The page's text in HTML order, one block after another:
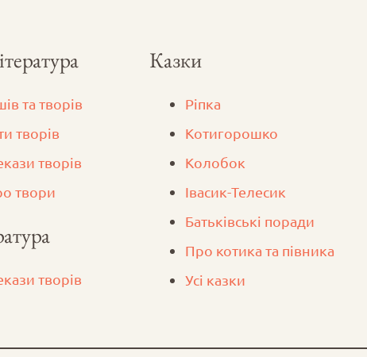
та творів
творів
творів
твори
творів
Казки
Ріпка
Котигорошко
Колобок
Iвасик-Телесик
Батьківські поради
Про котика та півника
Усі казки